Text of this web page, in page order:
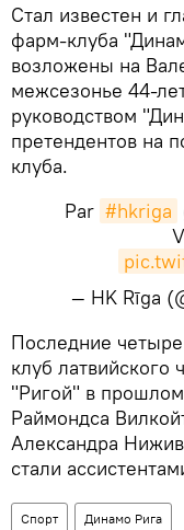
Стал известен и
фарм-клуба
возложены на
межсезонье 44-
руководством
претендентов на
клуба.
Par #hkriga
— HK Rīga
​Последние четыре
клуб
"Ригой" в
Раймондса
Александра
стали
Спорт Динамо Рига